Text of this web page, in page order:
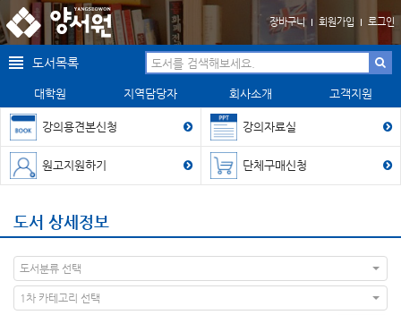
장바구니 회원가입 로그인
도서목록
대학원 지역담당자 회사소개 고객지원
강의용견본신청 강의자료실
원고지원하기 단체구매신청
도서 상세정보
도서분류 선택
1차 카테고리 선택